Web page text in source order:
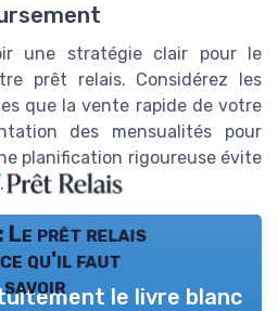
une stratégie clair pour le
prêt relais. Considérez les
que la vente rapide de votre
des mensualités pour
planification rigoureuse évite
Le prêt relais
qu'il faut
savoir
le livre blanc